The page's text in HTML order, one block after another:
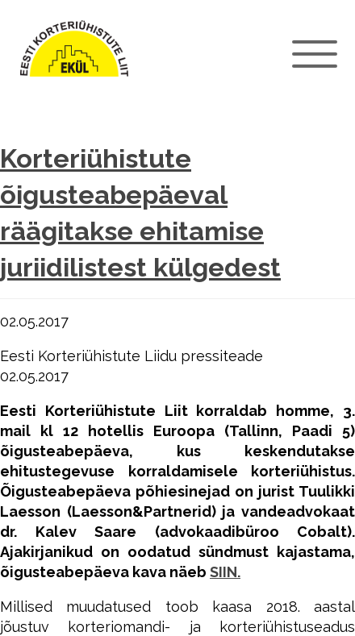
Korteriühistute
õigusteabepäeval
räägitakse ehitamise
juriidilistest külgedest
02.05.2017
Eesti Korteriühistute Liidu pressiteade
02.05.2017
Eesti Korteriühistute Liit korraldab homme, 3.
mail kl 12 hotellis Euroopa (Tallinn, Paadi 5)
õigusteabepäeva, kus keskendutakse
ehitustegevuse korraldamisele korteriühistus.
Õigusteabepäeva põhiesinejad on jurist Tuulikki
Laesson (Laesson&Partnerid) ja vandeadvokaat
dr. Kalev Saare (advokaadibüroo Cobalt).
Ajakirjanikud on oodatud sündmust kajastama,
õigusteabepäeva kava näeb SIIN.
Millised muudatused toob kaasa 2018. aastal
jõustuv korteriomandi- ja korteriühistuseadus